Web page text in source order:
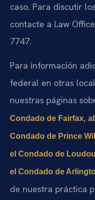
caso. Para discutir
contacte a Law
7747.
Para información
federal en otras
nuestras páginas
Condado de Fairfax,
Condado de Prince
el Condado de
el Condado de
de nuestra práctica